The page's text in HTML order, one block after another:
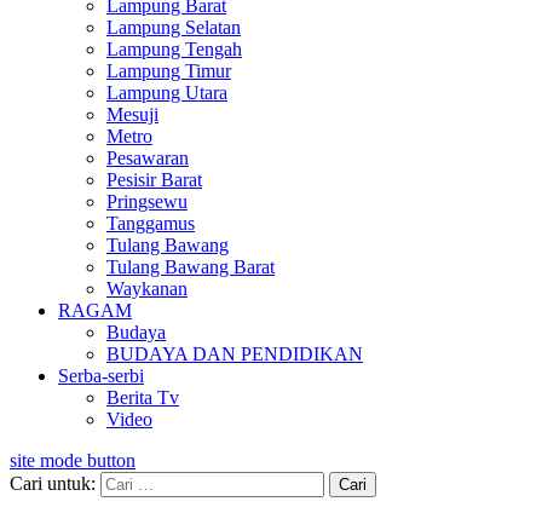
Lampung Barat
Lampung Selatan
Lampung Tengah
Lampung Timur
Lampung Utara
Mesuji
Metro
Pesawaran
Pesisir Barat
Pringsewu
Tanggamus
Tulang Bawang
Tulang Bawang Barat
Waykanan
RAGAM
Budaya
BUDAYA DAN PENDIDIKAN
Serba-serbi
Berita Tv
Video
site mode button
Cari untuk: